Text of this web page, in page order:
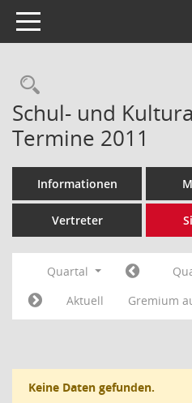
Toggle navigation
Schul- und
Termine 2011
Informationen
Vertreter
Quartal
Aktuell
Gremium
Keine Daten gefunden.